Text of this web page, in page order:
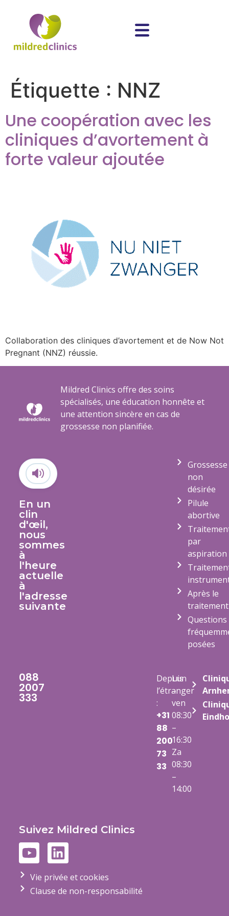
Étiquette : NNZ
Une coopération avec les
cliniques d’avortement à
forte valeur ajoutée
Collaboration des cliniques d’avortement et de Now Not
Pregnant (NNZ) réussie.
Mildred Clinics offre des soins
spécialisés, une éducation honnête et
une attention sincère en cas de
grossesse non planifiée.
En un
clin
d'œil,
nous
sommes
à
l'heure
actuelle
à
l'adresse
suivante
Grossesse
non
désirée
Pilule
abortive
par
aspiration
Après le
traitement
Questions
posées
088
2007
333
Depuis
l’étranger
:
+31
88
200
73
33
Lun
–
ven
08:30
–
16:30
Za
08:30
–
14:00
Suivez Mildred Clinics
Vie privée et cookies
Clause de non-responsabilité